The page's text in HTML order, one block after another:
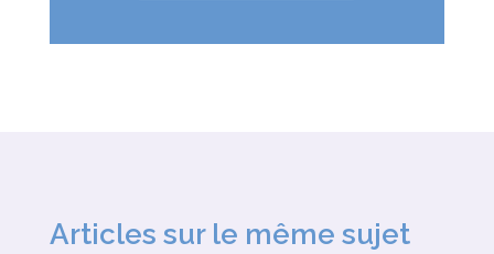
Articles sur le même sujet